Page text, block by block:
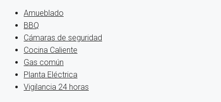
Amueblado
BBQ
Cámaras de seguridad
Cocina Caliente
Gas común
Planta Eléctrica
Vigilancia 24 horas